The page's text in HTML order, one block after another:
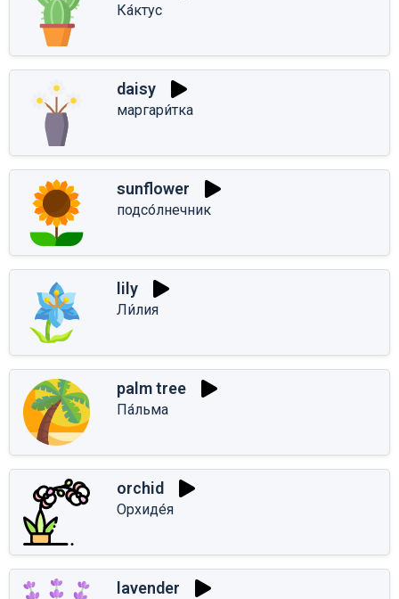
Ка́ктус
daisy
маргари́тка
sunflower
подсо́лнечник
lily
Ли́лия
palm tree
Па́льма
orchid
Орхиде́я
lavender